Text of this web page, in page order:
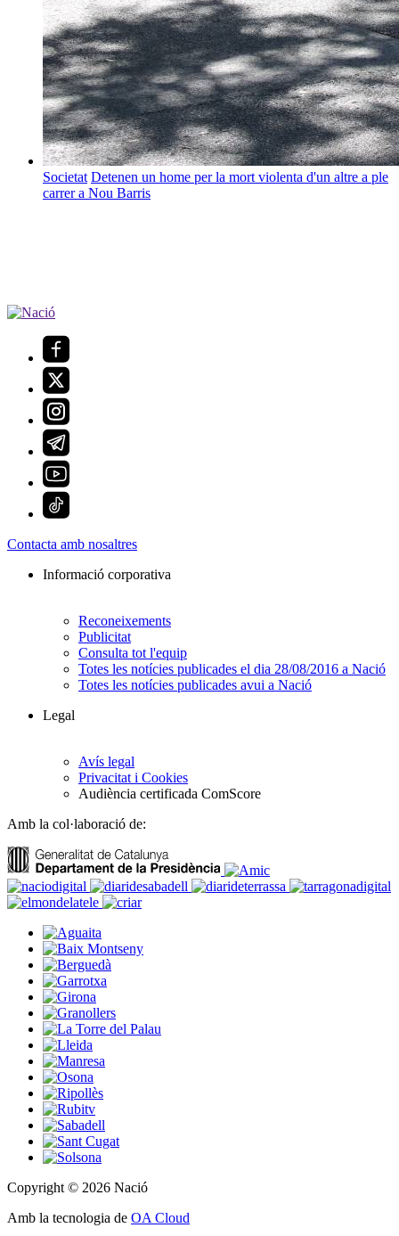
Societat Detenen un home per la mort violenta d'un altre a ple
carrer a Nou Barris
Contacta amb nosaltres
Informació corporativa
Reconeixements
Publicitat
Consulta tot l'equip
Totes les notícies publicades el dia 28/08/2016 a Nació
Totes les notícies publicades avui a Nació
Legal
Avís legal
Privacitat i Cookies
Audiència certificada ComScore
Amb la col·laboració de:
Copyright © 2026 Nació
Amb la tecnologia de OA Cloud